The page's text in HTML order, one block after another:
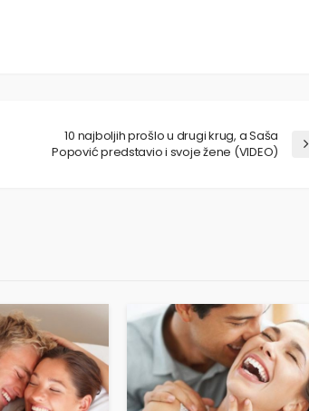
10 najboljih prošlo u drugi krug, a Saša
Popović predstavio i svoje žene (VIDEO)